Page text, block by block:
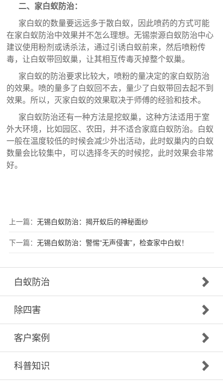
二、 家白蚁防治：
家白蚁的数量要远远多于散白蚁，因此喷药的方式可能
在家白蚁防治中效果并不怎么理想。无锡崇源白蚁防治中心
建议使用粉剂或诱杀法，通过引诱白蚁前来，然后喷粉传
毒，让白蚁带回蚁巢，让其相互传毒灭掉整个蚁巢。
家白蚁的防治要求比较大，喷粉的量决定的家白蚁防治
的效果。喷的量多了白蚁回不去，量少了白蚁带回去起不到
效果。所以，灭家白蚁的效果取决于师傅的经验和技术。
家白蚁防治还有一种方法是挖蚁巢，这种方法适用于室
外大环境，比如园区、农田，并不适合家庭白蚁防治。白蚁
一般在温度较低的时候会减少外出活动，此时蚁巢内的白蚁
数量会比较集中，可以选择冬天的时候挖，此时效果会非常
好。
上一篇： 无锡白蚁防治：揭开蚁后的神秘面纱
下一篇： 无锡白蚁防治：警惕“无声侵害”，检查家中白蚁！
白蚁防治
除四害
客户案例
科普知识